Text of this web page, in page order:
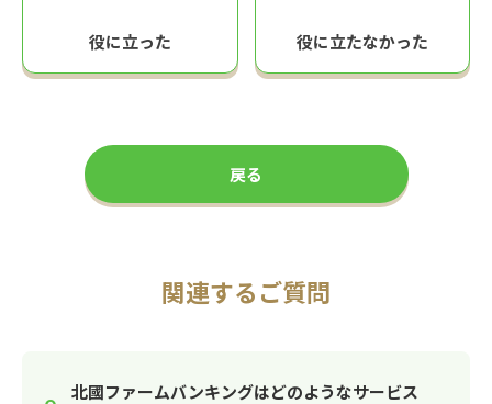
役に立った 役に立たなかった
戻る
関連するご質問
北國ファームバンキングはどのようなサービス